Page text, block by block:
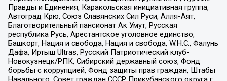
Правды и Единения, Каракольская инициативная группа,
Автоград Крю, Союз Славянских Сил Руси, Алля-Аят,
Благотворительный пансионат Ак Умут, Русская
республика Русь, Арестантское уголовное единство,
Башкорт, Нация и свобода, Нация и свобода, W.H.С., Фалунь
Дафа, Иртыш Ultras, Русский Патриотический клуб-
Новокузнецк/РПК, Сибирский державный союз, Фонд
борьбы с коррупцией, Фонд защиты прав граждан, Штабы